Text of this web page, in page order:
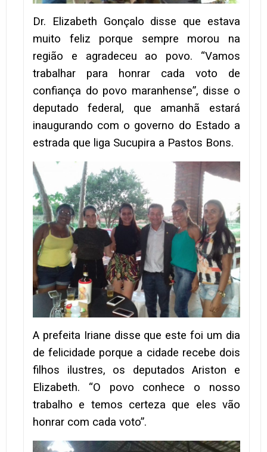
Dr. Elizabeth Gonçalo disse que estava
muito feliz porque sempre morou na
região e agradeceu ao povo. “Vamos
trabalhar para honrar cada voto de
confiança do povo maranhense”, disse o
deputado federal, que amanhã estará
inaugurando com o governo do Estado a
estrada que liga Sucupira a Pastos Bons.
A prefeita Iriane disse que este foi um dia
de felicidade porque a cidade recebe dois
filhos ilustres, os deputados Ariston e
Elizabeth. “O povo conhece o nosso
trabalho e temos certeza que eles vão
honrar com cada voto”.